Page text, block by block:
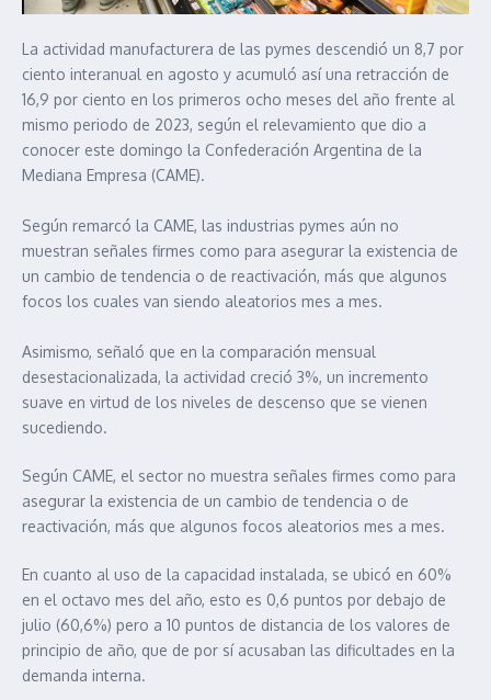
La actividad manufacturera de las pymes descendió un 8,7 por
ciento interanual en agosto y acumuló así una retracción de
16,9 por ciento en los primeros ocho meses del año frente al
mismo periodo de 2023, según el relevamiento que dio a
conocer este domingo la Confederación Argentina de la
Mediana Empresa (CAME).
Según remarcó la CAME, las industrias pymes aún no
muestran señales firmes como para asegurar la existencia de
un cambio de tendencia o de reactivación, más que algunos
focos los cuales van siendo aleatorios mes a mes.
Asimismo, señaló que en la comparación mensual
desestacionalizada, la actividad creció 3%, un incremento
suave en virtud de los niveles de descenso que se vienen
sucediendo.
Según CAME, el sector no muestra señales firmes como para
asegurar la existencia de un cambio de tendencia o de
reactivación, más que algunos focos aleatorios mes a mes.
En cuanto al uso de la capacidad instalada, se ubicó en 60%
en el octavo mes del año, esto es 0,6 puntos por debajo de
julio (60,6%) pero a 10 puntos de distancia de los valores de
principio de año, que de por sí acusaban las dificultades en la
demanda interna.